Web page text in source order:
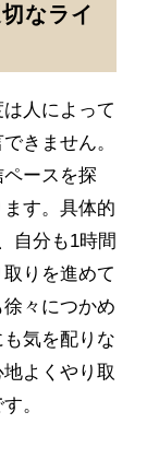
なライ
人によって
きません。
ースを探
す。具体的
自分も1時間
りを進めて
々につかめ
気を配りな
よくやり取
。